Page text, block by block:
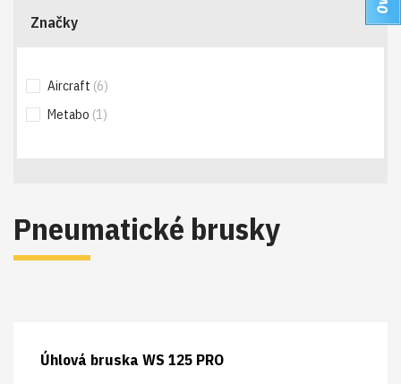
Značky
Aircraft (6)
Metabo (1)
Pneumatické brusky
Úhlová bruska WS 125 PRO